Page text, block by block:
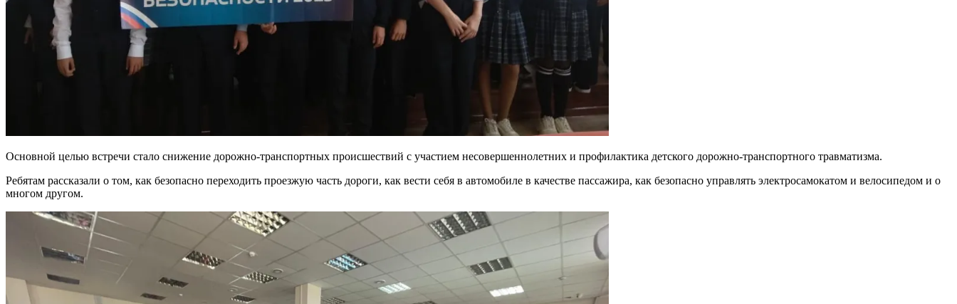
Основной целью встречи стало снижение дорожно-транспортных происшествий с участием несовершеннолетних и профилактика детского дорожно-транспортного травматизма.
Ребятам рассказали о том, как безопасно переходить проезжую часть дороги, как вести себя в автомобиле в качестве пассажира, как безопасно управлять электросамокатом и велосипедом и о
многом другом.